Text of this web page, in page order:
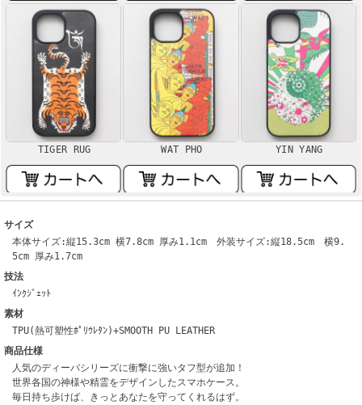
TIGER RUG WAT PHO YIN YANG
サイズ
本体サイズ:縦15.3cm 横7.8cm 厚み1.1cm 外装サイズ:縦18.5cm 横9.
5cm 厚み1.7cm
技法
ｲﾝｸｼﾞｪｯﾄ
素材
TPU(熱可塑性ﾎﾟﾘｳﾚﾀﾝ)+SMOOTH PU LEATHER
商品仕様
人気のディーバシリーズに衝撃に強いタフ型が追加！
世界各国の神様や精霊をデザインしたスマホケース。
毎日持ち歩けば、きっとあなたを守ってくれるはず。